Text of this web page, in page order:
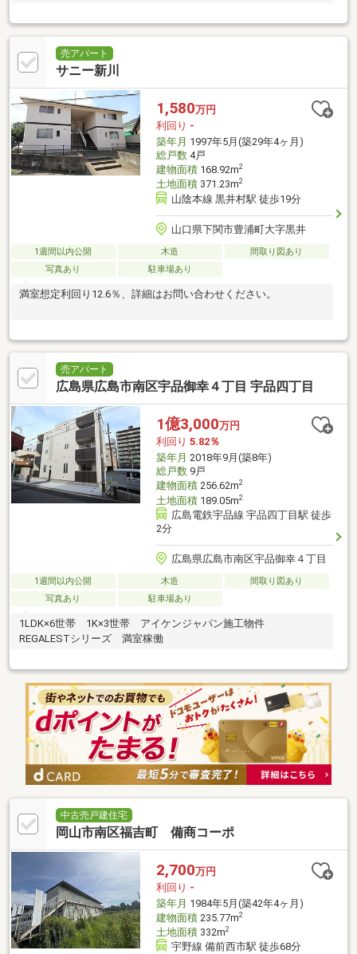
売アパート
サニー新川
1,580万円
利回り -
築年月 1997年5月(築29年4ヶ月)
総戸数4戸
建物面積168.92m2
土地面積371.23m2
山陰本線 黒井村駅 徒歩19分
山口県下関市豊浦町大字黒井
1週間以内公開 木造
間取り図あり
写真あり
駐車場あり
満室想定利回り12.6％、詳細はお問い合わせください。
売アパート
広島県広島市南区宇品御幸４丁目 宇品四丁目
1億3,000万円
利回り 5.82％
築年月 2018年9月(築8年)
総戸数9戸
建物面積256.62m2
土地面積189.05m2
広島電鉄宇品線 宇品四丁目駅 徒歩
2分
広島県広島市南区宇品御幸４丁目
1週間以内公開 木造
間取り図あり
写真あり
駐車場あり
1LDK×6世帯 1K×3世帯 アイケンジャパン施工物件
REGALESTシリーズ 満室稼働
中古売戸建住宅
岡山市南区福吉町 備商コーポ
2,700万円
利回り -
築年月 1984年5月(築42年4ヶ月)
建物面積235.77m2
土地面積332m2
宇野線 備前西市駅 徒歩68分